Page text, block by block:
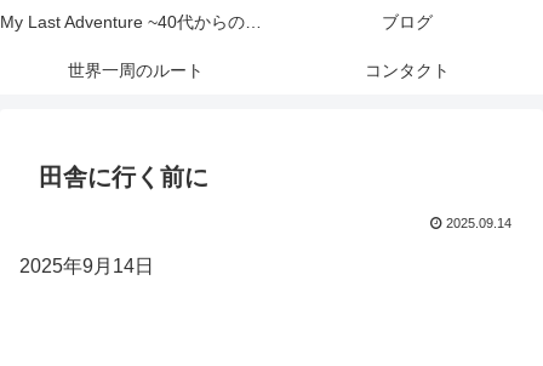
My Last Adventure ~40代からの世界一周旅行記~ ブログ
世界一周のルート コンタクト
田舎に行く前に
2025.09.14
2025年9月14日